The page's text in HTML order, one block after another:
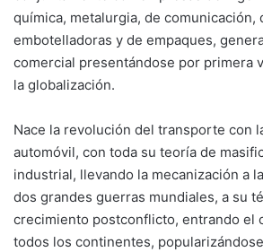
química, metalurgia, de comunicación,
embotelladoras y de empaques,
comercial presentándose por primera
la globalización.
Nace la revolución del transporte con
automóvil, con toda su teoría de
industrial, llevando la mecanización a
dos grandes guerras mundiales, a su
crecimiento postconflicto, entrando el
todos los continentes,